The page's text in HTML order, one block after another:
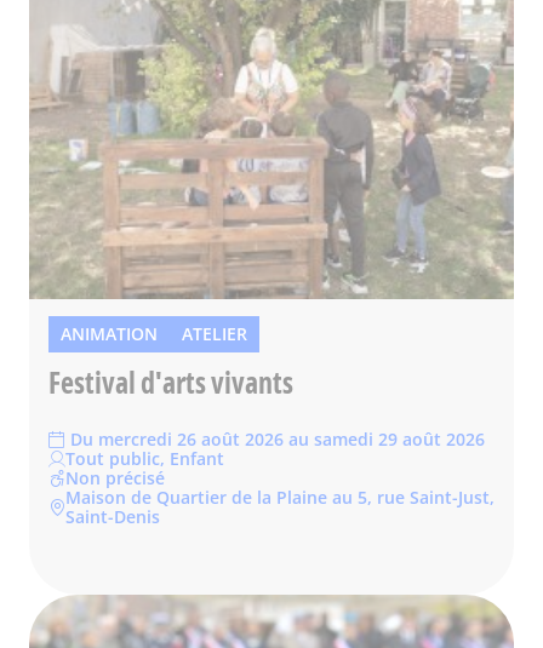
ANIMATION ATELIER
Festival d'arts vivants
Du mercredi 26 août 2026 au samedi 29 août 2026
Tout public, Enfant
Non précisé
Maison de Quartier de la Plaine au 5, rue Saint-Just,
Saint-Denis